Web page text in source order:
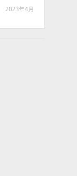
2023年4月